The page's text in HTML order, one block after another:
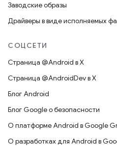
Заводские образы
Драйверы в виде исполняемых
СОЦСЕТИ
Страница @Android в X
Страница @AndroidDev в X
Блог Android
Блог Google о безопасности
О платформе Android в Google
О разработках для Android в